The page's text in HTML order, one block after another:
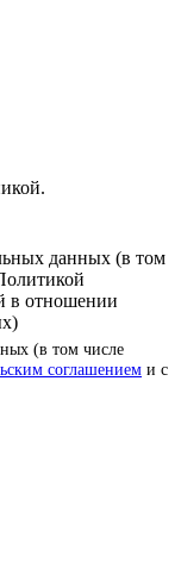
данных (в том
в отношении
(в том числе
соглашением и с